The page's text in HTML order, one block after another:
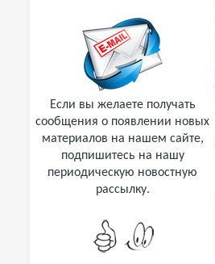
РАССЫЛКА
Если вы желаете получать
сообщения о появлении новых
материалов на нашем сайте,
подпишитесь на нашу
периодическую новостную
рассылку.